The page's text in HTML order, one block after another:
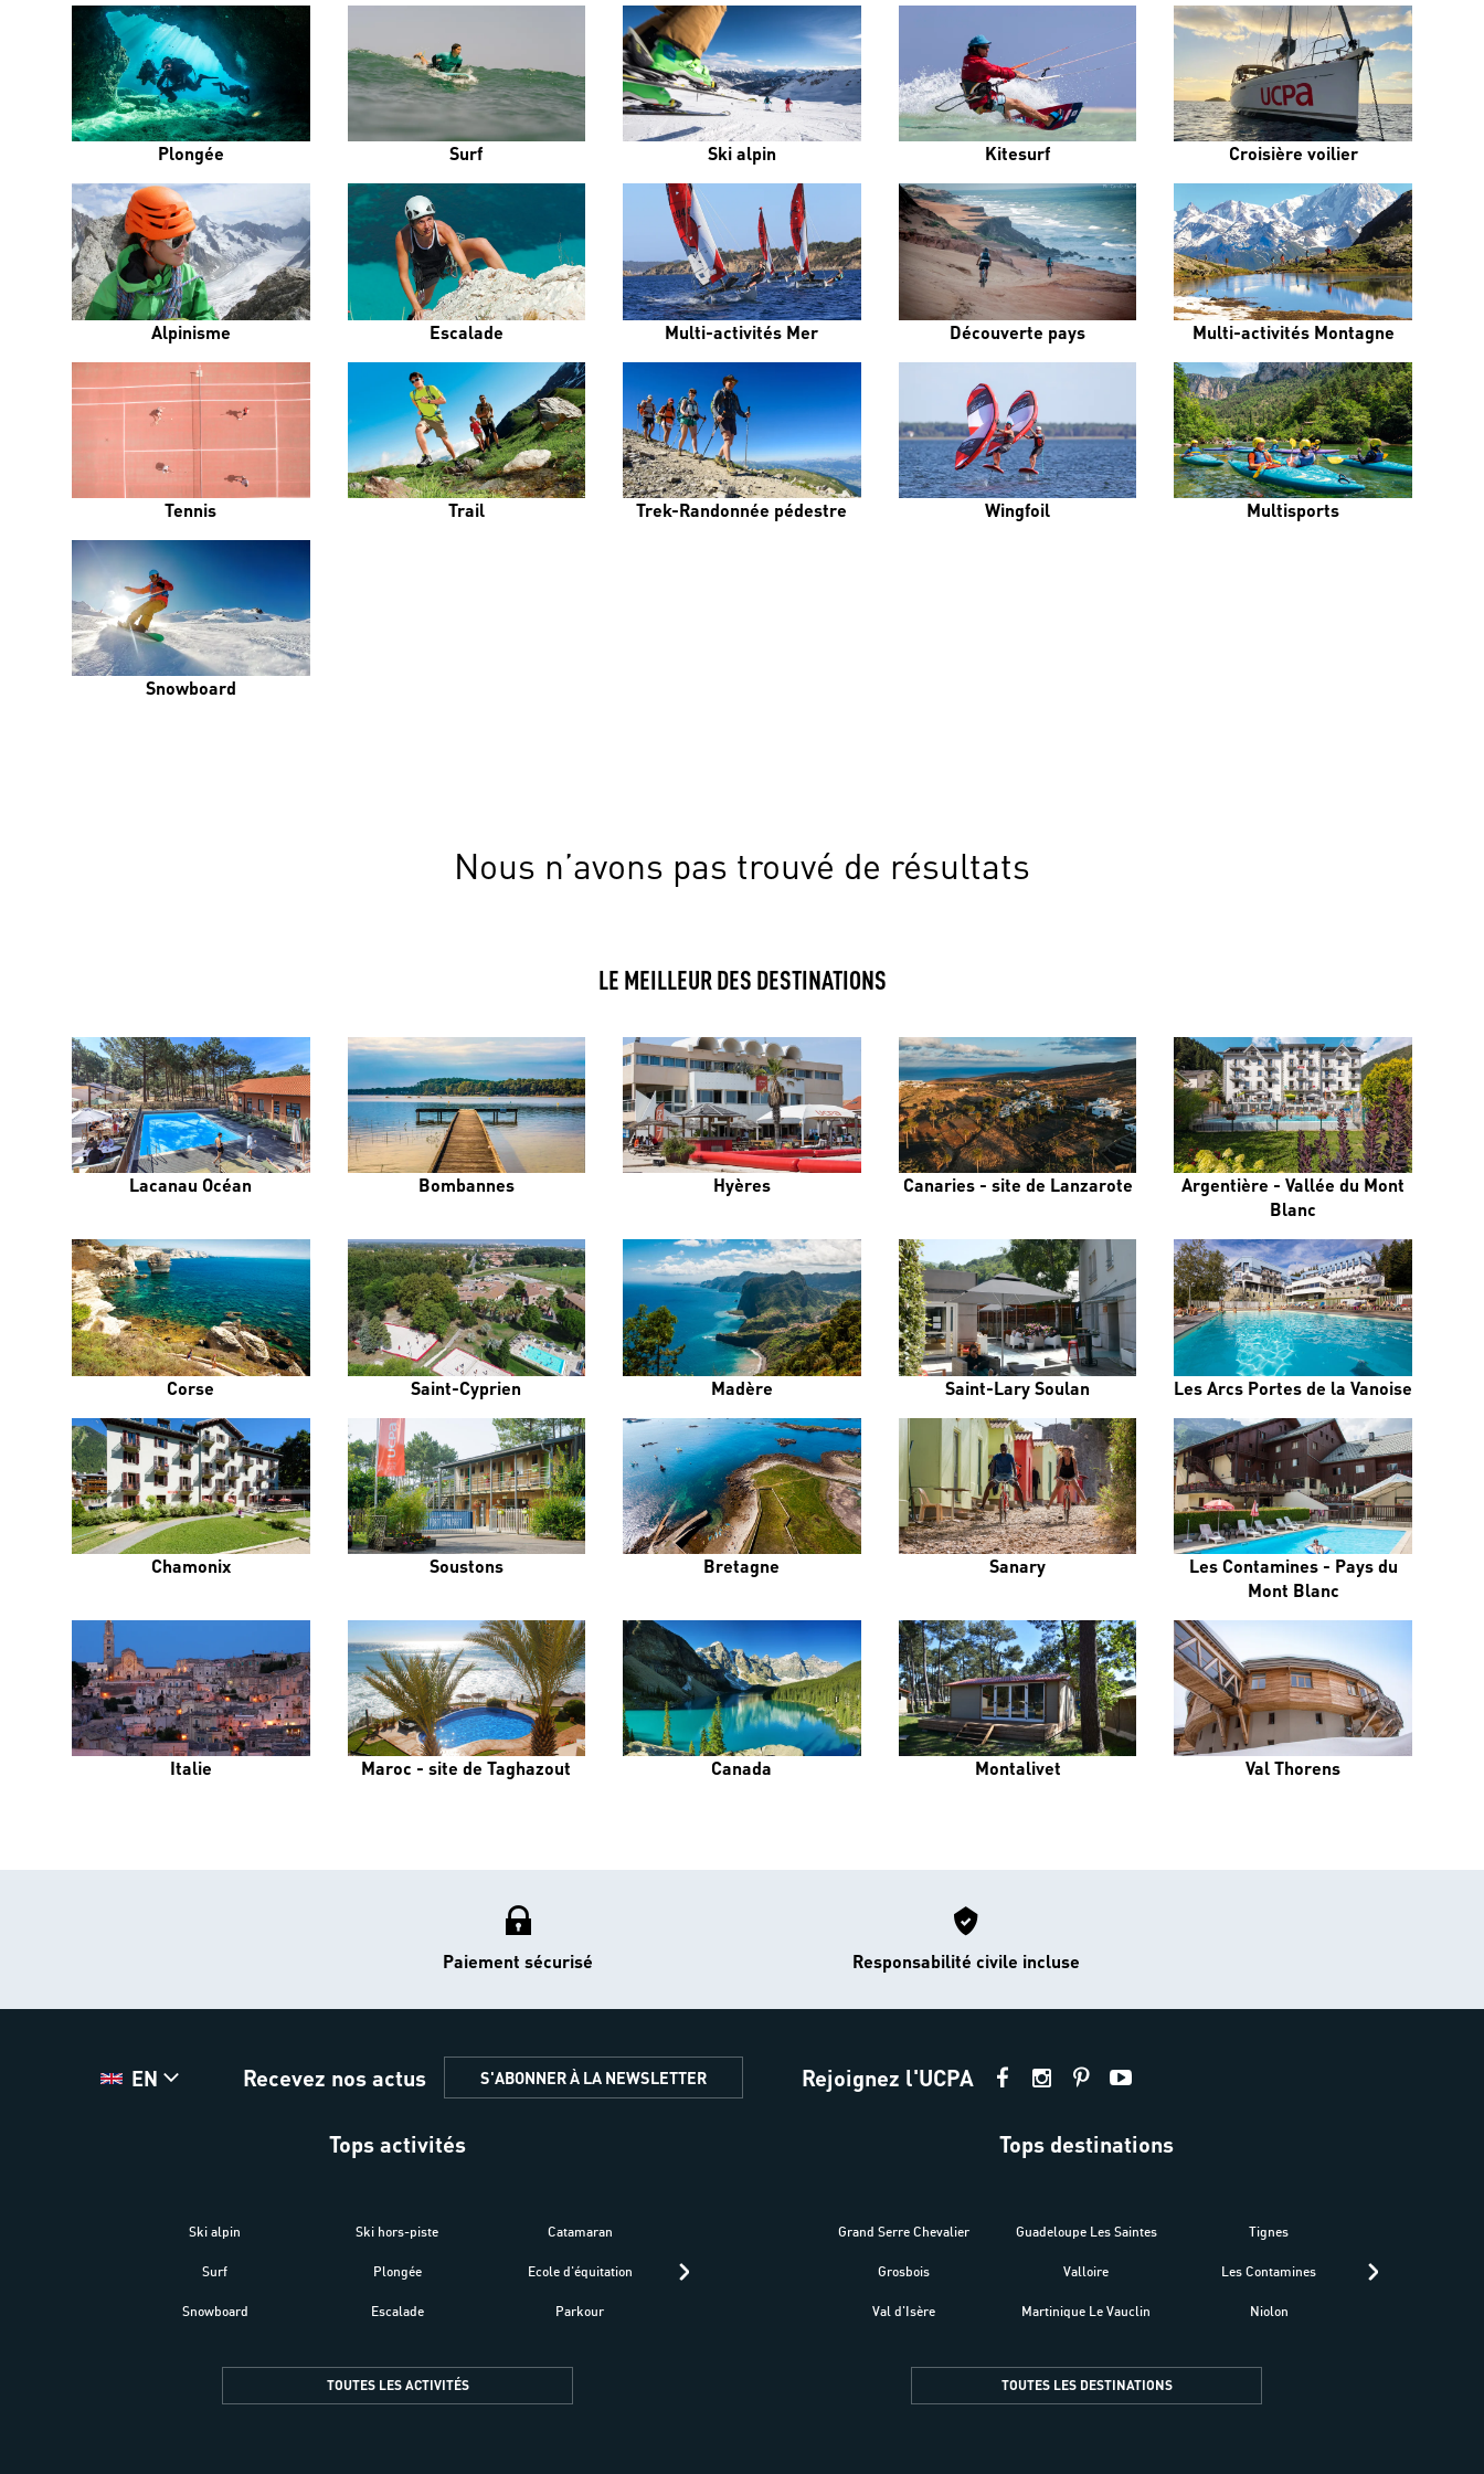
Plongée Surf Ski alpin Kitesurf Croisière voilier
Alpinisme Escalade Multi-activités Mer Découverte pays Multi-activités Montagne
Tennis Trail Trek-Randonnée pédestre Wingfoil Multisports
Snowboard
Nous n’avons pas trouvé de résultats
LE MEILLEUR DES DESTINATIONS
Lacanau Océan Bombannes Hyères Canaries - site de Lanzarote
Argentière - Vallée du Mont
Blanc
Corse Saint-Cyprien Madère Saint-Lary Soulan Les Arcs Portes de la Vanoise
Chamonix Soustons Bretagne Sanary
Les Contamines - Pays du
Mont Blanc
Italie Maroc - site de Taghazout Canada Montalivet Val Thorens
Paiement sécurisé Responsabilité civile incluse
EN Recevez nos actus S'ABONNER À LA NEWSLETTER Rejoignez l'UCPA
Tops activités
Ski alpin
Surf
Snowboard
Ski hors-piste
Plongée
Escalade
Catamaran
Ecole d'équitation
Parkour
Trek-Randonnée pédestre
Parapente
Plongée
TOUTES LES ACTIVITÉS
Tops destinations
Grand Serre Chevalier
Grosbois
Val d'Isère
Guadeloupe Les Saintes
Valloire
Martinique Le Vauclin
Tignes
Les Contamines
Niolon
TOUTES LES DESTINATIONS